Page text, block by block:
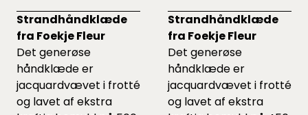
Strandhåndklæde
fra Foekje Fleur
Det generøse
håndklæde er
jacquardvævet i frotté
og lavet af ekstra
Strandhåndklæde
fra Foekje Fleur
Det generøse
håndklæde er
jacquardvævet i frotté
og lavet af ekstra